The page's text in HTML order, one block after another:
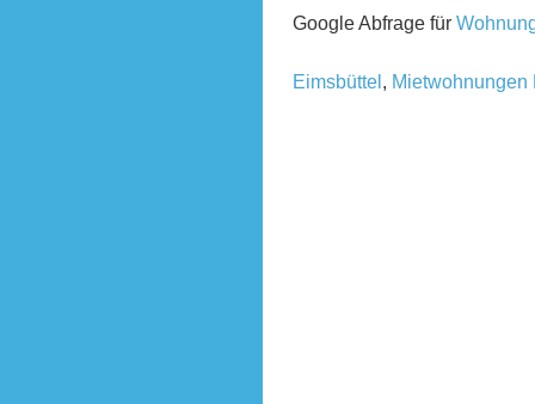
Google Abfrage für
Eimsbüttel, Mietwohnungen